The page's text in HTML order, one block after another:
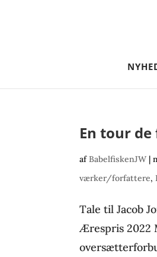
En tour
afBabelfiskenJW |
værker/forfattere,
Tale til Jacob
Ærespris 2022